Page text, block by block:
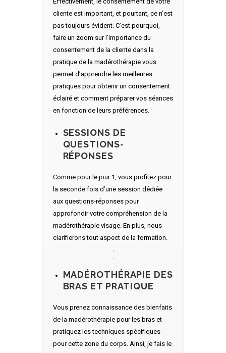
cliente est important, et pourtant, ce n’est
pas toujours évident. C’est pourquoi,
faire un zoom sur l’importance du
consentement de la cliente dans la
pratique de la madérothérapie vous
permet d’apprendre les meilleures
pratiques pour obtenir un consentement
éclairé et comment préparer vos séances
en fonction de leurs préférences.
SESSIONS DE
QUESTIONS-
RÉPONSES
Comme pour le jour 1, vous profitez pour
la seconde fois d’une session dédiée
aux questions-réponses pour
approfondir votre compréhension de la
madérothérapie visage. En plus, nous
clarifierons tout aspect de la formation.
MADÉROTHÉRAPIE DES
BRAS ET PRATIQUE
Vous prenez connaissance des bienfaits
de la madérothérapie pour les bras et
pratiquez les techniques spécifiques
pour cette zone du corps. Ainsi, je fais le